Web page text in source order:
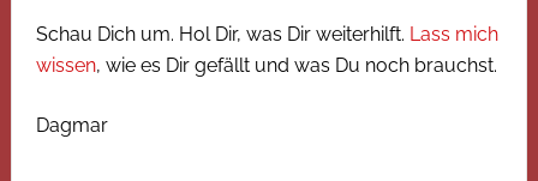
Schau Dich um. Hol Dir, was Dir weiterhilft. Lass mich
wissen, wie es Dir gefällt und was Du noch brauchst.
Dagmar